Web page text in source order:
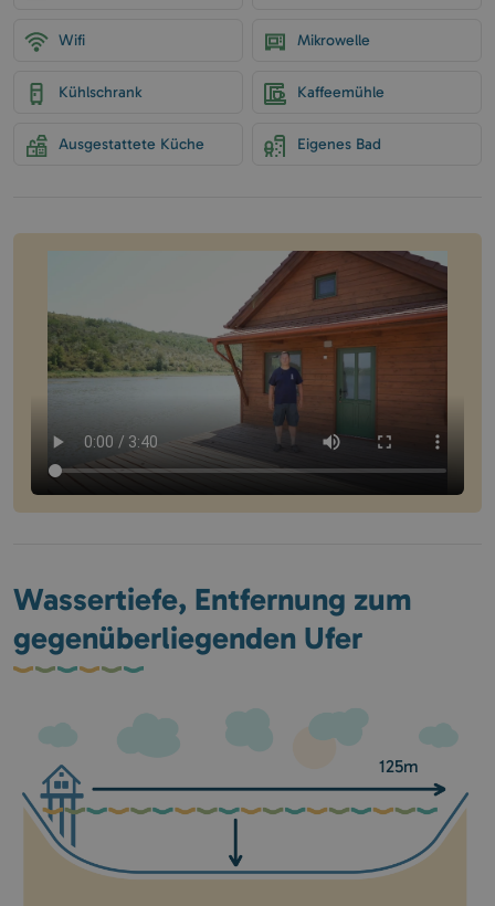
Wifi Mikrowelle
Kühlschrank Kaffeemühle
Ausgestattete Küche Eigenes Bad
Wassertiefe, Entfernung zum
gegenüberliegenden Ufer
125m